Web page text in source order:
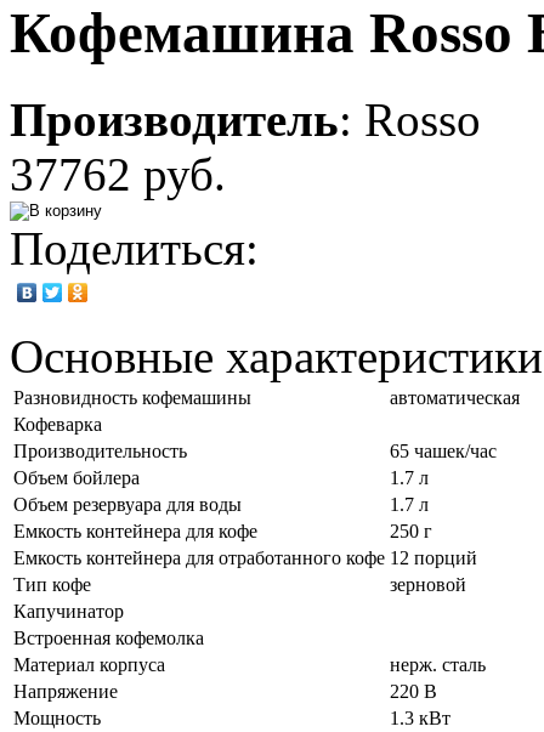
Кофемашина Rosso
Производитель: Rosso
37762 руб.
Поделиться:
Основные характеристики
Разновидность кофемашины
автоматическая
Кофеварка
Производительность
65 чашек/час
Объем бойлера
1.7 л
Объем резервуара для воды
1.7 л
Емкость контейнера для кофе
250 г
Емкость контейнера для отработанного кофе 12 порций
Тип кофе
зерновой
Капучинатор
Встроенная кофемолка
Материал корпуса
нерж. сталь
Напряжение
220 В
Мощность
1.3 кВт